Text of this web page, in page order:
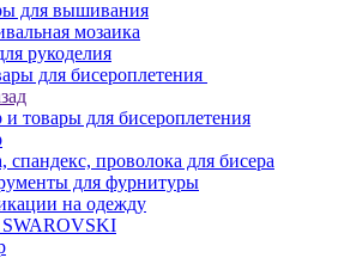
для вышивания
мозаика
рукоделия
для бисероплетения
и товары для бисероплетения
спандекс, проволока для бисера
для фурнитуры
на одежду